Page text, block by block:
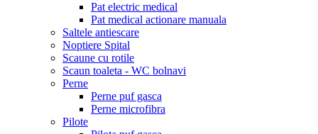
Pat electric medical
Pat medical actionare manuala
Saltele antiescare
Noptiere Spital
Scaune cu rotile
Scaun toaleta - WC bolnavi
Perne
Perne puf gasca
Perne microfibra
Pilote